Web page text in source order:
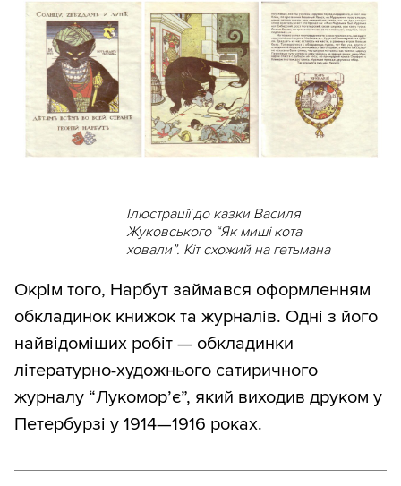
Ілюстрації до казки Василя
Жуковського “Як миші кота
ховали”. Кіт схожий на гетьмана
Окрім того, Нарбут займався оформленням
обкладинок книжок та журналів. Одні з його
найвідоміших робіт — обкладинки
літературно-художнього сатиричного
журналу “Лукомор’є”, який виходив друком у
Петербурзі у 1914—1916 роках.